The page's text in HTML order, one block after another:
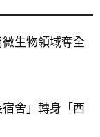
生物領域奪全
舍」轉身「西